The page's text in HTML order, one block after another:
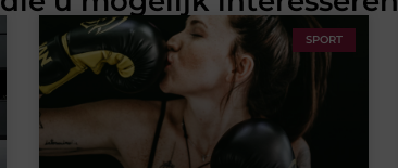
SPORT